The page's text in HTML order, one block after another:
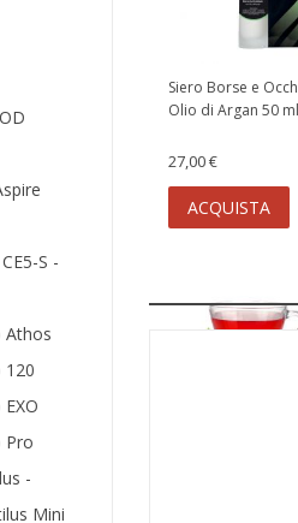
S -
Athos
120
Pro
-
Mini
Siero Borse e
Olio di Argan 50 ml
27,00 €
ACQUISTA